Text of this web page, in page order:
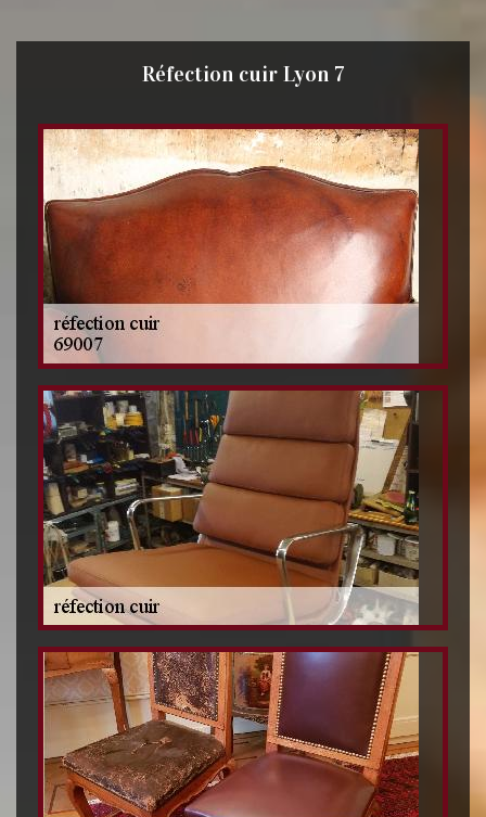
Réfection cuir Lyon 7